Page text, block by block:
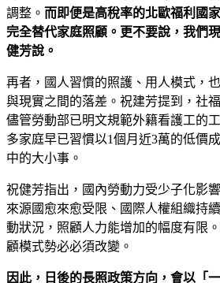
調整。 而即便是高稅率的北歐福利國
完全替代家庭照顧。更不要說，我們
健芳說。
再者，國人習慣的照護、用人模式，
與現實之間的落差。祝建芳提到，社
儘管勞動部已明文規範外籍看護工的
多家庭早已習慣以1個月近3萬的低價
中的大小事。
祝健芳指出，國內勞動力受少子化影
來源國愈來愈受限、國際人權組織持
動狀況，照顧人力能增加的幅度有限
顧模式勢必必須改變。
因此，日後的長照政策方向，會以「